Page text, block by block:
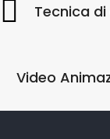
Tecnica
Video